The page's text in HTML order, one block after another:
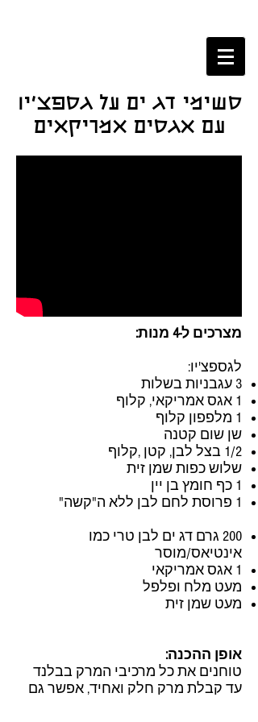
סשימי דג ים על גספצ'יו
עם אגסים אמריקאים
מצרכים ל-4 מנות:
לגספצ'יו:
3 עגבניות בשלות
1 אגס אמריקאי, קלוף
1 מלפפון קלוף
שן שום קטנה
1/2 בצל לבן, קטן ,קלוף
שלוש כפות שמן זית
1 כף חומץ בן יין
1 פרוסת לחם לבן ללא ה"קשה"
200 גרם דג ים לבן טרי כמו
אינטיאס/מוסר
1 אגס אמריקאי
מעט מלח ופלפל
מעט שמן זית
אופן ההכנה:
טוחנים את כל מרכיבי המרק בבלנד
עד קבלת מרק חלק ואחיד, אפשר גם